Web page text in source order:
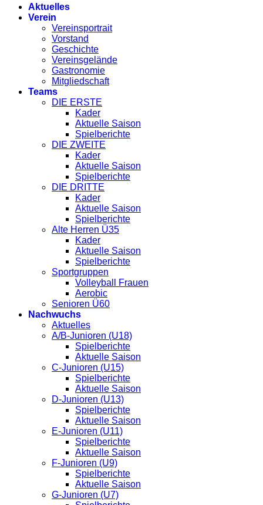
Aktuelles
Verein
Vereinsportrait
Vorstand
Geschichte
Vereinsgelände
Gastronomie
Mitgliedschaft
Teams
DIE ERSTE
Kader
Aktuelle Saison
Spielberichte
DIE ZWEITE
Kader
Aktuelle Saison
Spielberichte
DIE DRITTE
Kader
Aktuelle Saison
Spielberichte
Alte Herren Ü35
Kader
Aktuelle Saison
Spielberichte
Sportgruppen
Volleyball Frauen
Aerobic
Senioren Ü60
Nachwuchs
Aktuelles
A/B-Junioren (U18)
Spielberichte
Aktuelle Saison
C-Junioren (U15)
Spielberichte
Aktuelle Saison
D-Junioren (U13)
Spielberichte
Aktuelle Saison
E-Junioren (U11)
Spielberichte
Aktuelle Saison
F-Junioren (U9)
Spielberichte
Aktuelle Saison
G-Junioren (U7)